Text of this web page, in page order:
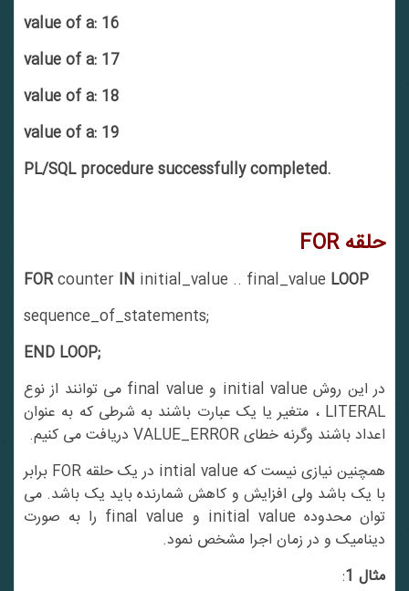
value of a: 16
value of a: 17
value of a: 18
value of a: 19
PL/SQL procedure successfully completed.
حلقهFOR
FORcounterINinitial_value .. final_valueLOOP
sequence_of_statements;
END LOOP;
در این روش initial value و final value می توانند از نوع
LITERAL ، متغیر یا یک عبارت باشند به شرطی که به عنوان
اعداد باشند وگرنه خطای VALUE_ERROR دریافت می کنیم.
همچنین نیازی نیست که intial value در یک حلقه FOR برابر
با یک باشد ولی افزایش و کاهش شمارنده باید یک باشد. می
توان محدوده initial value و final value را به صورت
دینامیک و در زمان اجرا مشخص نمود.
مثال 1 :